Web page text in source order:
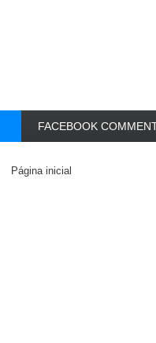
FACEBOOK
Página inicial